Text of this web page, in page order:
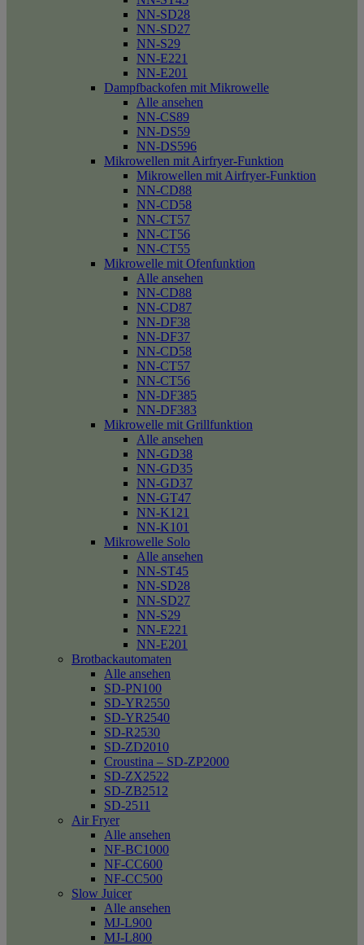
NN-SD28
NN-SD27
NN-S29
NN-E221
NN-E201
Dampfbackofen mit Mikrowelle
Alle ansehen
NN-CS89
NN-DS59
NN-DS596
Mikrowellen mit Airfryer-Funktion
Mikrowellen mit Airfryer-Funktion
NN-CD88
NN-CD58
NN-CT57
NN-CT56
NN-CT55
Mikrowelle mit Ofenfunktion
Alle ansehen
NN-CD88
NN-CD87
NN-DF38
NN-DF37
NN-CD58
NN-CT57
NN-CT56
NN-DF385
NN-DF383
Mikrowelle mit Grillfunktion
Alle ansehen
NN-GD38
NN-GD35
NN-GD37
NN-GT47
NN-K121
NN-K101
Mikrowelle Solo
Alle ansehen
NN-ST45
NN-SD28
NN-SD27
NN-S29
NN-E221
NN-E201
Brotbackautomaten
Alle ansehen
SD-PN100
SD-YR2550
SD-YR2540
SD-R2530
SD-ZD2010
Croustina – SD-ZP2000
SD-ZX2522
SD-ZB2512
SD-2511
Air Fryer
Alle ansehen
NF-BC1000
NF-CC600
NF-CC500
Slow Juicer
Alle ansehen
MJ-L900
MJ-L800